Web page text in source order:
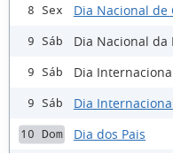
8 Sex Dia Nacional de
9 Sáb Dia Nacional da
9 Sáb Dia
9 Sáb Dia
10 Dom Dia dos Pais